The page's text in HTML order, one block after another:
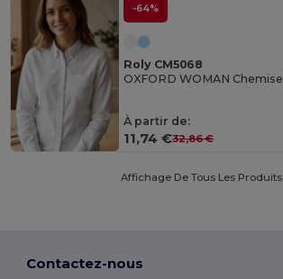
-64%
Roly CM5068
À partir de:
11,74 €32,86 €
Affichage De Tous Les Produits.
Contactez-nous